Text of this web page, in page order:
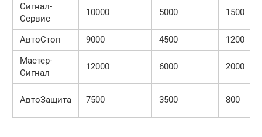
Сигнал-
Сервис
10000 5000 1500
АвтоСтоп 9000 4500
1200
Мастер-
Сигнал
12000 6000 2000
АвтоЗащита 7500 3500 800